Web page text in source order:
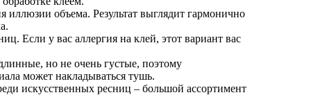
объема. Результат выглядит гармонично
Если у вас аллергия на клей, этот вариант вас
но не очень густые, поэтому
может накладываться тушь.
искусственных ресниц – большой ассортимент